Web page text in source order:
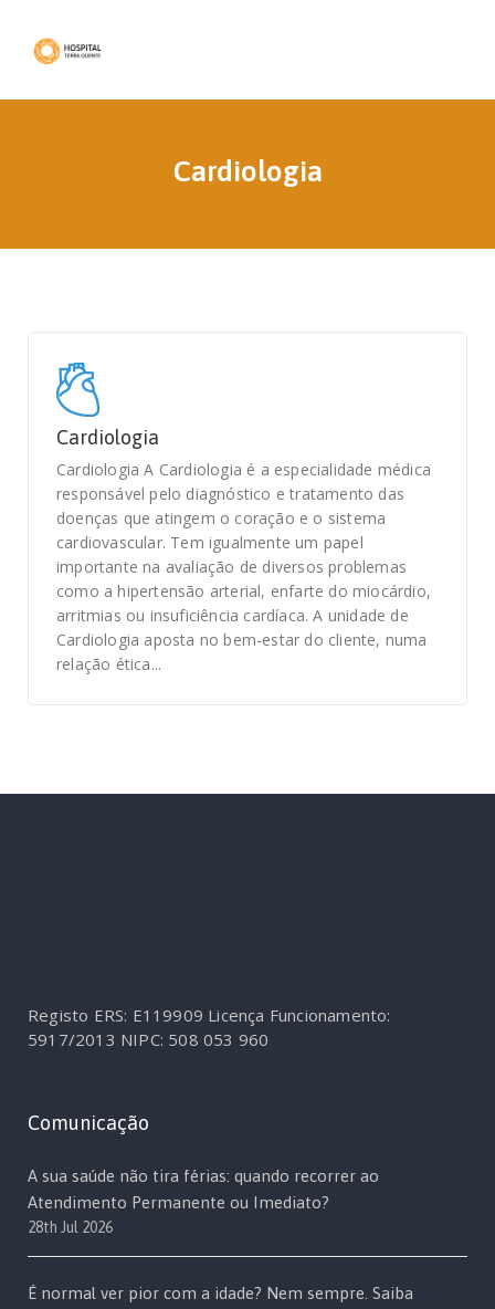
Cardiologia
Cardiologia
Cardiologia A Cardiologia é a especialidade médica
responsável pelo diagnóstico e tratamento das
doenças que atingem o coração e o sistema
cardiovascular. Tem igualmente um papel
importante na avaliação de diversos problemas
como a hipertensão arterial, enfarte do miocárdio,
arritmias ou insuficiência cardíaca. A unidade de
Cardiologia aposta no bem-estar do cliente, numa
relação ética...
Registo ERS: E119909 Licença Funcionamento:
5917/2013 NIPC: 508 053 960
Comunicação
A sua saúde não tira férias: quando recorrer ao
Atendimento Permanente ou Imediato?
28th Jul 2026
É normal ver pior com a idade? Nem sempre. Saiba